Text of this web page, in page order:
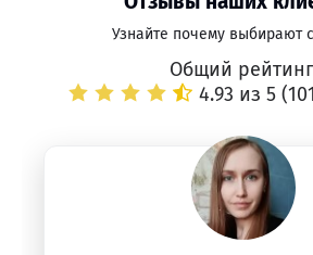
Узнайте почему выбирают
Общий
4.93 из 5 (